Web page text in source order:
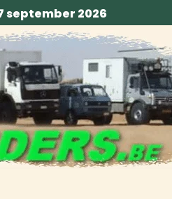
september 2026